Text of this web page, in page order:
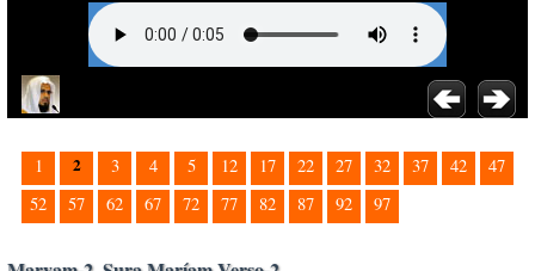
1 2 3 4 5 12 17 22 27 32 37 42
47
52
57 62 67 72 77 82 87 92 97